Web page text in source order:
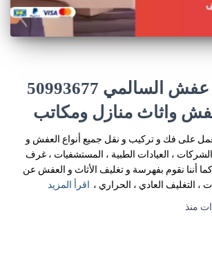
شركات نقل عفش السالمي 50993677
واثاث منازل ومكاتب
على فك و تركيب و نقل جميع أنواع العفش و
الشركات ، العيادات الطبية ، المستشفيات ، غرف
أننا نقوم بفهرسة و تغليف الأثاث و العفش عن
، التغليف العادي ، الحراري ، اقرأ المزيد
منذ